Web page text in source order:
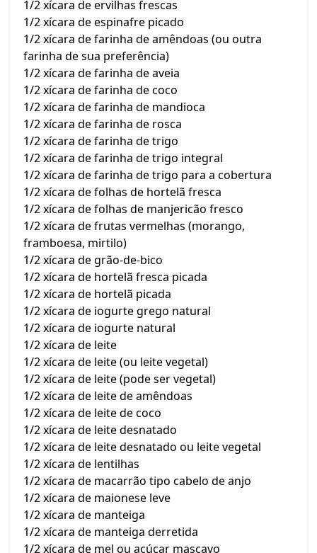
1/2 xícara de ervilhas frescas
1/2 xícara de espinafre picado
1/2 xícara de farinha de amêndoas (ou outra
farinha de sua preferência)
1/2 xícara de farinha de aveia
1/2 xícara de farinha de coco
1/2 xícara de farinha de mandioca
1/2 xícara de farinha de rosca
1/2 xícara de farinha de trigo
1/2 xícara de farinha de trigo integral
1/2 xícara de farinha de trigo para a cobertura
1/2 xícara de folhas de hortelã fresca
1/2 xícara de folhas de manjericão fresco
1/2 xícara de frutas vermelhas (morango,
framboesa, mirtilo)
1/2 xícara de grão-de-bico
1/2 xícara de hortelã fresca picada
1/2 xícara de hortelã picada
1/2 xícara de iogurte grego natural
1/2 xícara de iogurte natural
1/2 xícara de leite
1/2 xícara de leite (ou leite vegetal)
1/2 xícara de leite (pode ser vegetal)
1/2 xícara de leite de amêndoas
1/2 xícara de leite de coco
1/2 xícara de leite desnatado
1/2 xícara de leite desnatado ou leite vegetal
1/2 xícara de lentilhas
1/2 xícara de macarrão tipo cabelo de anjo
1/2 xícara de maionese leve
1/2 xícara de manteiga
1/2 xícara de manteiga derretida
1/2 xícara de mel ou açúcar mascavo